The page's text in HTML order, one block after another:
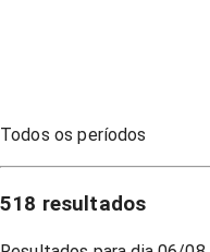
Todos os períodos
518 resultados